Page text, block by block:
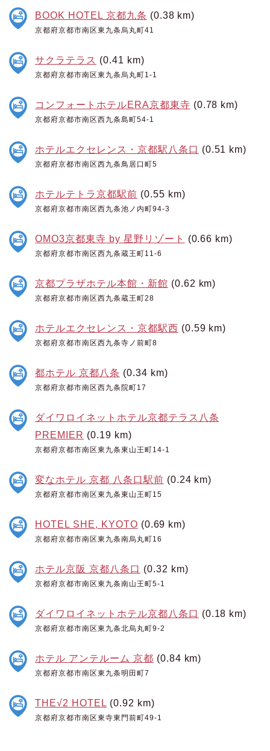
BOOK HOTEL 京都九条 (0.38 km)
京都府京都市南区東九条烏丸町41
サクラテラス (0.41 km)
京都府京都市南区東九条烏丸町1-1
コンフォートホテルERA京都東寺 (0.78 km)
京都府京都市南区西九条島町54-1
ホテルエクセレンス・京都駅八条口 (0.51 km)
京都府京都市南区西九条鳥居口町5
ホテルテトラ京都駅前 (0.55 km)
京都府京都市南区西九条池ノ内町94-3
OMO3京都東寺 by 星野リゾート (0.66 km)
京都府京都市南区西九条蔵王町11-6
京都プラザホテル本館・新館 (0.62 km)
京都府京都市南区西九条蔵王町28
ホテルエクセレンス・京都駅西 (0.59 km)
京都府京都市南区西九条寺ノ前町8
都ホテル 京都八条 (0.34 km)
京都府京都市南区西九条院町17
ダイワロイネットホテル京都テラス八条
PREMIER (0.19 km)
京都府京都市南区東九条東山王町14-1
変なホテル 京都 八条口駅前 (0.24 km)
京都府京都市南区東九条東山王町15
HOTEL SHE, KYOTO (0.69 km)
京都府京都市南区東九条南烏丸町16
ホテル京阪 京都八条口 (0.32 km)
京都府京都市南区東九条南山王町5-1
ダイワロイネットホテル京都八条口 (0.18 km)
京都府京都市南区東九条北烏丸町9-2
ホテル アンテルーム 京都 (0.84 km)
京都府京都市南区東九条明田町7
THE√2 HOTEL (0.92 km)
京都府京都市南区東寺東門前町49-1